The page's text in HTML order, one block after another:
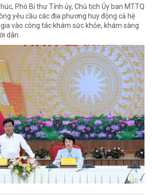
Phó Bí thư Tỉnh ủy, Chủ tịch Ủy ban MTTQ
yêu cầu các địa phương huy động cả hệ
vào công tác khám sức khỏe, khám sàng
dân.